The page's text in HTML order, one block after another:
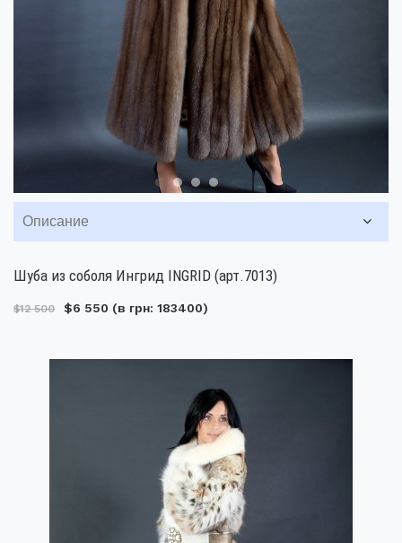
Описание
Шуба из соболя Ингрид INGRID (арт.7013)
$12 500 $6 550 (в грн: 183400)